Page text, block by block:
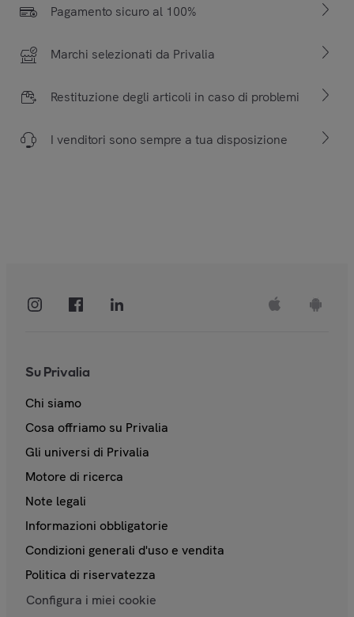
Pagamento sicuro al 100%
Marchi selezionati da Privalia
Restituzione degli articoli in caso di problemi
I venditori sono sempre a tua disposizione
Su Privalia
Chi siamo
Cosa offriamo su Privalia
Gli universi di Privalia
Motore di ricerca
Note legali
Informazioni obbligatorie
Condizioni generali d'uso e vendita
Politica di riservatezza
Configura i miei cookie